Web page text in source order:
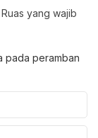
Ruas yang wajib
pada peramban